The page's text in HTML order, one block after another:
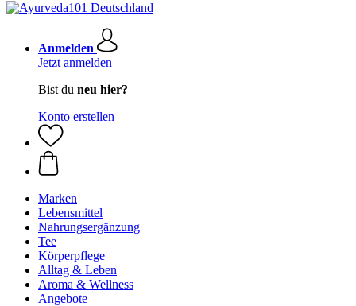
Anmelden
Jetzt anmelden
Bist du neu hier?
Konto erstellen
Marken
Lebensmittel
Nahrungsergänzung
Tee
Körperpflege
Alltag & Leben
Aroma & Wellness
Angebote